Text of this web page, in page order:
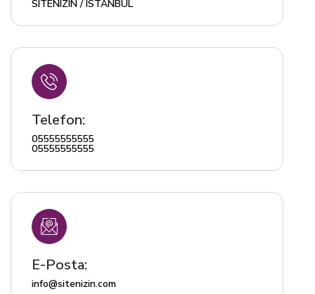
SITENIZIN / ISTANBUL
Telefon:
05555555555
05555555555
E-Posta:
info@sitenizin.com